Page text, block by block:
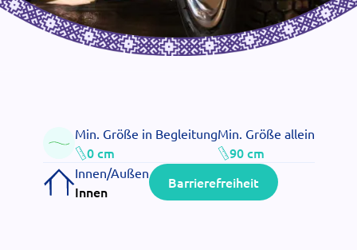
Min. Größe in Begleitung
0 cm
Min. Größe allein
90 cm
Innen/Außen
Innen
Barrierefreiheit